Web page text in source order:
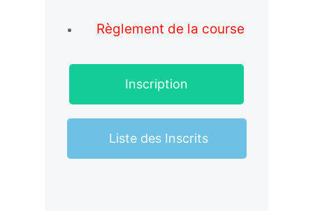
Règlement de la course
Inscription
Liste des Inscrits